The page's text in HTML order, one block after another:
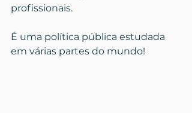
profissionais.
É uma política pública estudada
em várias partes do mundo!